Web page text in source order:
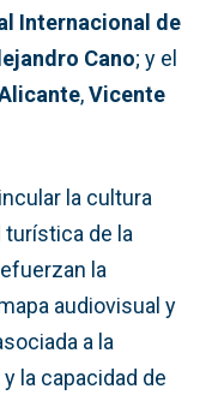
Internacional de
Cano; y el
,Vicente
la cultura
de la
la
audiovisual y
a la
la capacidad de